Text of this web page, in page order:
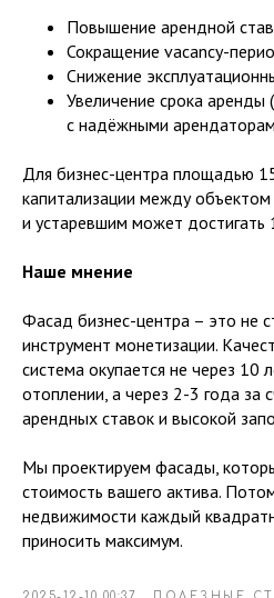
Повышение арендной
Сокращение vacancy-
Снижение
Увеличение срока
с надёжными
Для бизнес-центра площадью
капитализации между
и устаревшим может
Наше мнение
Фасад бизнес-центра – это не
инструмент монетизации.
система окупается не через 10
отоплении, а через 2-3 года за
арендных ставок и высокой
Мы проектируем фасады,
стоимость вашего актива.
недвижимости каждый
приносить максимум.